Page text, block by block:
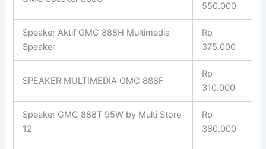
550.000
Speaker Aktif GMC 888H Multimedia
Speaker
Rp
375.000
SPEAKER MULTIMEDIA GMC 888F
Rp
310.000
Speaker GMC 888T 95W by Multi Store
12
Rp
380.000